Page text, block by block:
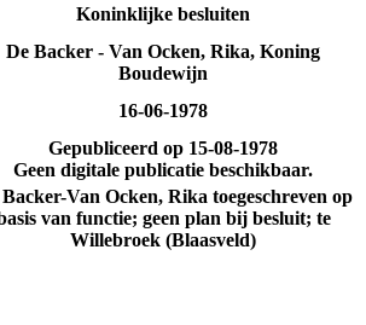
Koninklijke besluiten
De Backer - Van Ocken, Rika, Koning
Boudewijn
16-06-1978
Gepubliceerd op 15-08-1978
Geen digitale publicatie beschikbaar.
Van Ocken, Rika toegeschreven op
van functie; geen plan bij besluit; te
Willebroek (Blaasveld)